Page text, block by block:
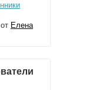
от Елена